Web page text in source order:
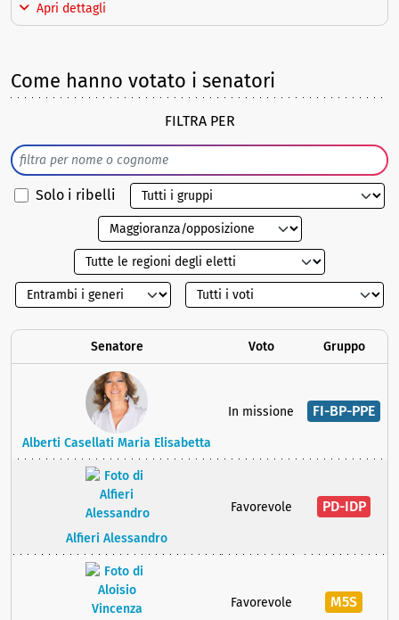
Apri dettagli
Come hanno votato i senatori
FILTRA PER
Solo i ribelli
Senatore Voto Gruppo
Alberti Casellati Maria Elisabetta
In missione FI-BP-PPE
Alfieri Alessandro
Favorevole PD-IDP
Favorevole M5S